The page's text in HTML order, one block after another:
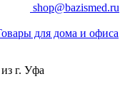
shop@bazismed.ru
для дома и офиса
г. Уфа